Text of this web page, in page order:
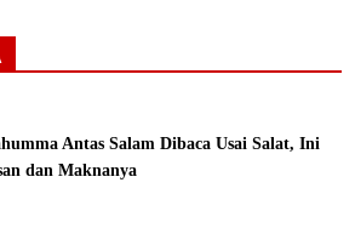
Antas Salam Dibaca Usai Salat, Ini
dan Maknanya